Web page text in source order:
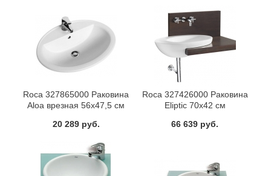
Roca 327865000 Раковина
Aloa врезная 56x47,5 см
20 289 руб.
Roca 327426000 Раковина
Eliptic 70x42 см
66 639 руб.